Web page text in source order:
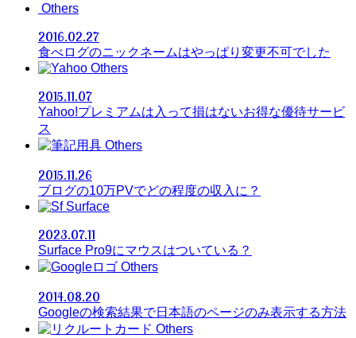
Others
2016.02.27
食べログのニックネームはやっぱり変更不可でした
Others
2015.11.07
Yahoo!プレミアムは入って損はないお得な優待サービ
ス
Others
2015.11.26
ブログの10万PVでどの程度の収入に？
Surface
2023.07.11
Surface Pro9にマウスはついている？
Others
2014.08.20
Googleの検索結果で日本語のページのみ表示する方法
Others